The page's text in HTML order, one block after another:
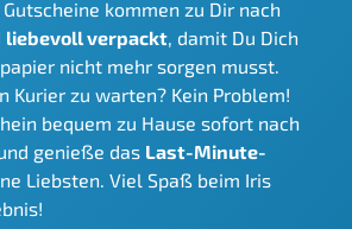
kommen zu Dir nach
liebevoll verpackt, damit Du Dich
nicht mehr sorgen musst.
Kurier zu warten? Kein Problem!
bequem zu Hause sofort nach
genieße das Last-Minute-
Liebsten. Viel Spaß beim Iris